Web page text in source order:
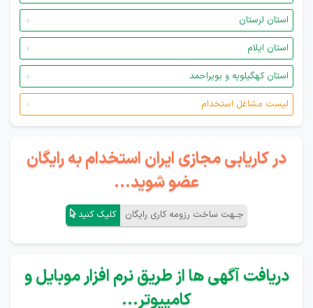
استان لرستان
استان ایلام
استان کهگیلویه و بویراحمد
لیست مشاغل استخدام
در کاریابی مجازی ایران استخدام به رایگان
عضو شوید...
جـهت ساخت رزومه کاری رایگان کلیک کنید
دریافت آگهی ها از طریق نرم افزار موبایل و
کامپیوتر...